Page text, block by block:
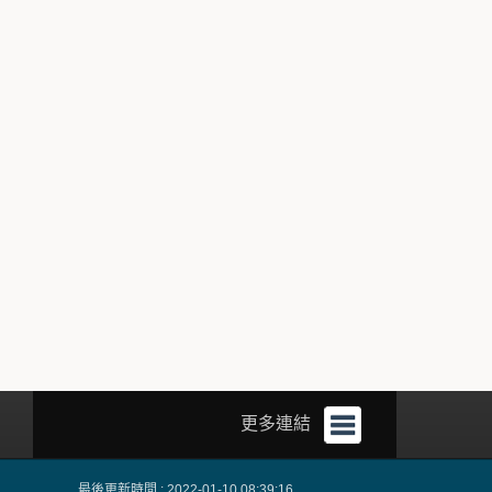
更多連結